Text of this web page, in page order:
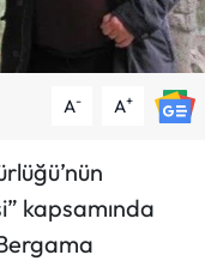
A- A+
kapsamında